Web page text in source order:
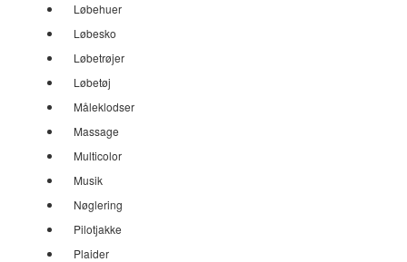
Løbehuer
Løbesko
Løbetrøjer
Løbetøj
Måleklodser
Massage
Multicolor
Musik
Nøglering
Pilotjakke
Plaider